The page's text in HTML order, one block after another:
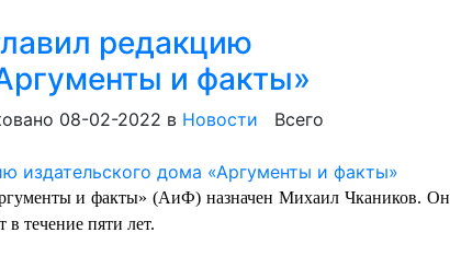
редакцию
и факты»
08-02-2022 в Новости Всего
и факты» (АиФ) назначен Михаил Чкаников. Он
течение пяти лет.